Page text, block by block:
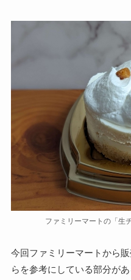
ファミリーマートの「生
今回ファミリーマートから
らを参考にしている部分が